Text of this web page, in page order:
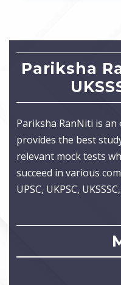
Pariksha
Pariksha RanNiti is
provides the best
relevant mock tests
succeed in various
UPSC, UKPSC,